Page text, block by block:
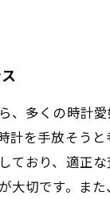
多くの時計
を手放そう
ており、適正
切です。ま